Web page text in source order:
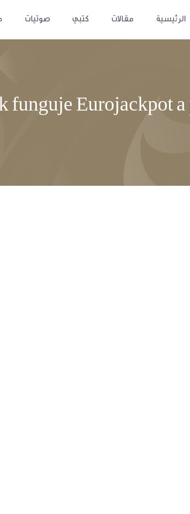
الرئيسية مقالات كتبي صوتيات
funguje Eurojackpot